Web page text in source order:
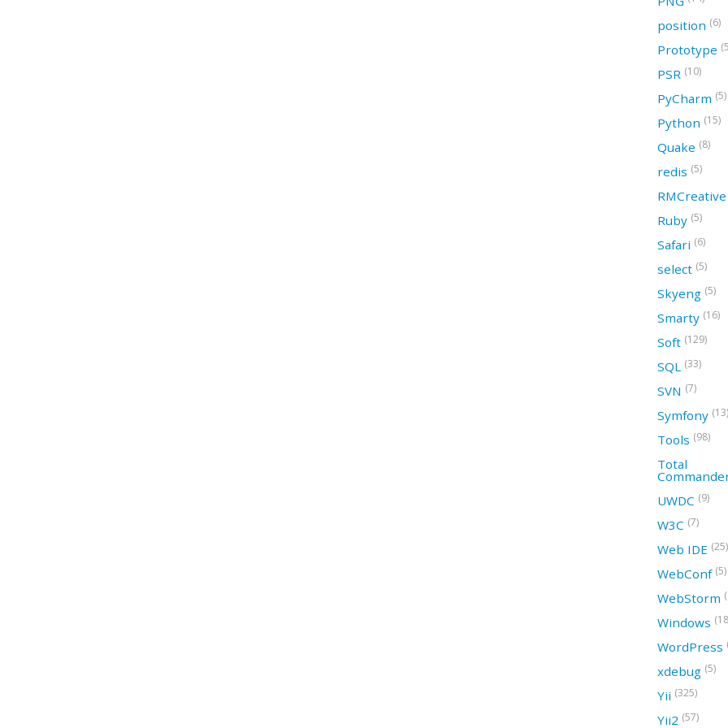
position (6)
Prototype
PSR (10)
PyCharm (5)
Python (15)
Quake (8)
redis (5)
RMCreative
Ruby (5)
Safari (6)
select (5)
Skyeng (5)
Smarty (16)
Soft (129)
SQL (33)
SVN (7)
Symfony (13)
Tools (98)
Total
UWDC (9)
W3C (7)
Web IDE (25)
WebConf (5)
WebStorm
Windows
WordPress
xdebug (5)
Yii (325)
Yii2 (57)